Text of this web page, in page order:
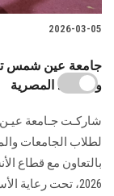
2026-03-05
جامعة عين شمس
والمعاهد المصرية
شاركـت جـامعة
لطلاب الجامعات
2026، تحت رعاية